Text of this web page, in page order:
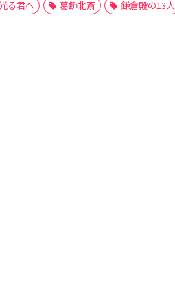
る君へ 葛飾北斎 鎌倉殿の13人